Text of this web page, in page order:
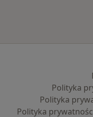
Polityka
Polityka
Polityka